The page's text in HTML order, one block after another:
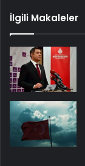
İlgili Makaleler